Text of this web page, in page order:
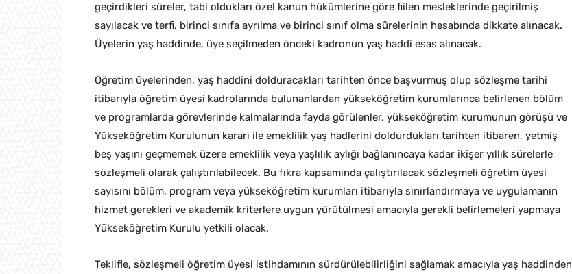
geçirdikleri süreler, tabi oldukları özel kanun hükümlerine göre fiilen mesleklerinde geçirilmiş
sayılacak ve terfi, birinci sınıfa ayrılma ve birinci sınıf olma sürelerinin hesabında dikkate alınacak.
Üyelerin yaş haddinde, üye seçilmeden önceki kadronun yaş haddi esas alınacak.
Öğretim üyelerinden, yaş haddini dolduracakları tarihten önce başvurmuş olup sözleşme tarihi
itibarıyla öğretim üyesi kadrolarında bulunanlardan yükseköğretim kurumlarınca belirlenen bölüm
ve programlarda görevlerinde kalmalarında fayda görülenler, yükseköğretim kurumunun görüşü ve
Yükseköğretim Kurulunun kararı ile emeklilik yaş hadlerini doldurdukları tarihten itibaren, yetmiş
beş yaşını geçmemek üzere emeklilik veya yaşlılık aylığı bağlanıncaya kadar ikişer yıllık sürelerle
sözleşmeli olarak çalıştırılabilecek. Bu fıkra kapsamında çalıştırılacak sözleşmeli öğretim üyesi
sayısını bölüm, program veya yükseköğretim kurumları itibarıyla sınırlandırmaya ve uygulamanın
hizmet gerekleri ve akademik kriterlere uygun yürütülmesi amacıyla gerekli belirlemeleri yapmaya
Yükseköğretim Kurulu yetkili olacak.
Teklifle, sözleşmeli öğretim üyesi istihdamının sürdürülebilirliğini sağlamak amacıyla yaş haddinden